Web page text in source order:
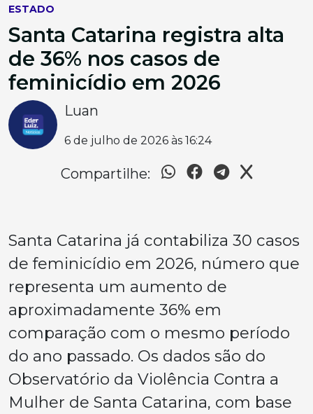
ESTADO
Santa Catarina registra alta
de 36% nos casos de
feminicídio em 2026
Luan
6 de julho de 2026 às 16:24
Compartilhe:
Santa Catarina já contabiliza 30 casos
de feminicídio em 2026, número que
representa um aumento de
aproximadamente 36% em
comparação com o mesmo período
do ano passado. Os dados são do
Observatório da Violência Contra a
Mulher de Santa Catarina, com base